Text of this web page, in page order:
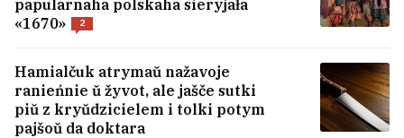
papularnaha polskaha sieryjała
«1670»
2
Hamialčuk atrymaŭ nažavoje
ranieńnie ŭ žyvot, ale jašče sutki
piŭ z kryŭdzicielem i tolki potym
pajšoŭ da doktara